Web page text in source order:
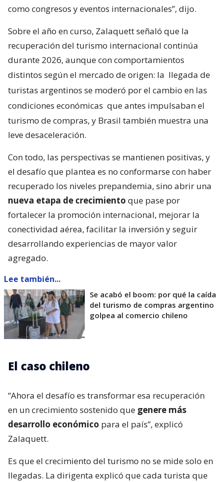
como congresos y eventos internacionales”, dijo.
Sobre el año en curso, Zalaquett señaló que la
recuperación del turismo internacional continúa
durante 2026, aunque con comportamientos
distintos según el mercado de origen: la llegada de
turistas argentinos se moderó por el cambio en las
condiciones económicas que antes impulsaban el
turismo de compras, y Brasil también muestra una
leve desaceleración.
Con todo, las perspectivas se mantienen positivas, y
el desafío que plantea es no conformarse con haber
recuperado los niveles prepandemia, sino abrir una
nueva etapa de crecimiento que pase por
fortalecer la promoción internacional, mejorar la
conectividad aérea, facilitar la inversión y seguir
desarrollando experiencias de mayor valor
agregado.
Lee también...
Se acabó el boom: por qué la caída
del turismo de compras argentino
golpea al comercio chileno
El caso chileno
“Ahora el desafío es transformar esa recuperación
en un crecimiento sostenido que genere más
desarrollo económico para el país”, explicó
Zalaquett.
Es que el crecimiento del turismo no se mide solo en
llegadas. La dirigenta explicó que cada turista que